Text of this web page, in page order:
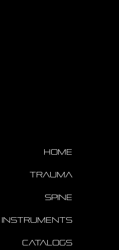
Home
Trauma
Spine
Instruments
Catalogs